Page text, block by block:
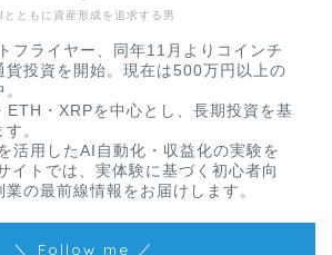
とともに資産形成を追求する男
フライヤー、同年11月よりコインチ
貨投資を開始。現在は500万円以上の
ETH・XRPを中心とし、長期投資を基
。
活用したAI自動化・収益化の実験を
イトでは、実体験に基づく初心者向
の最前線情報をお届けします。
＼ Follow me ／